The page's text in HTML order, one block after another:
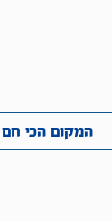
המקום הכי חם
המקום הכי חם